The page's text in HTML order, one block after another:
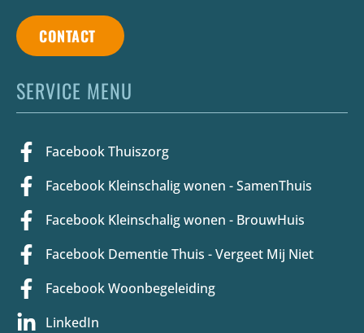
CONTACT
SERVICE MENU
Facebook Thuiszorg
Facebook Kleinschalig wonen - SamenThuis
Facebook Kleinschalig wonen - BrouwHuis
Facebook Dementie Thuis - Vergeet Mij Niet
Facebook Woonbegeleiding
LinkedIn